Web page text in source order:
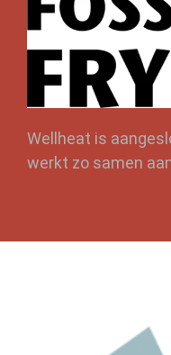
Wellheat is
werkt zo samen